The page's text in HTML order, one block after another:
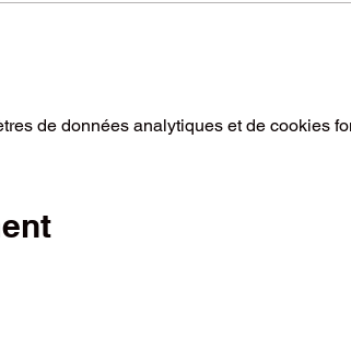
de données analytiques et de cookies